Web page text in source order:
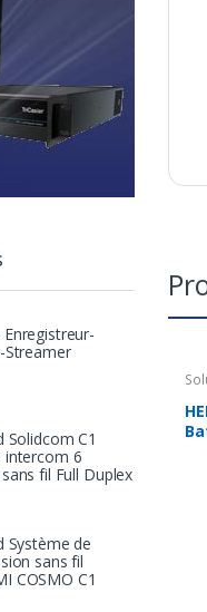
Enregistreur-
Streamer
Solidcom C1
intercom 6
fil Full Duplex
Système de
sans fil
COSMO C1